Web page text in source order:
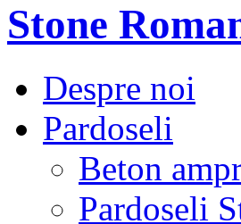
Stone
Despre noi
Pardoseli
Beton
Pardoseli